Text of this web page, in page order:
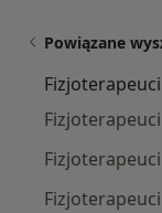
Powiązane